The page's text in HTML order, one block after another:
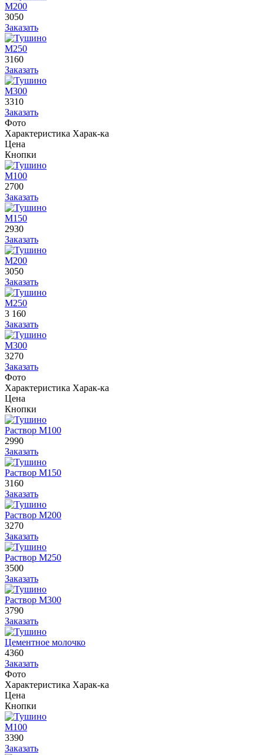
М200
3050
Заказать
М250
3160
Заказать
М300
3310
Заказать
Фото
Характеристика Харак-ка
Цена
Кнопки
М100
2700
Заказать
М150
2930
Заказать
М200
3050
Заказать
М250
3 160
Заказать
М300
3270
Заказать
Фото
Характеристика Харак-ка
Цена
Кнопки
Раствор М100
2990
Заказать
Раствор М150
3160
Заказать
Раствор М200
3270
Заказать
Раствор М250
3500
Заказать
Раствор М300
3790
Заказать
Цементное молочко
4360
Заказать
Фото
Характеристика Харак-ка
Цена
Кнопки
М100
3390
Заказать